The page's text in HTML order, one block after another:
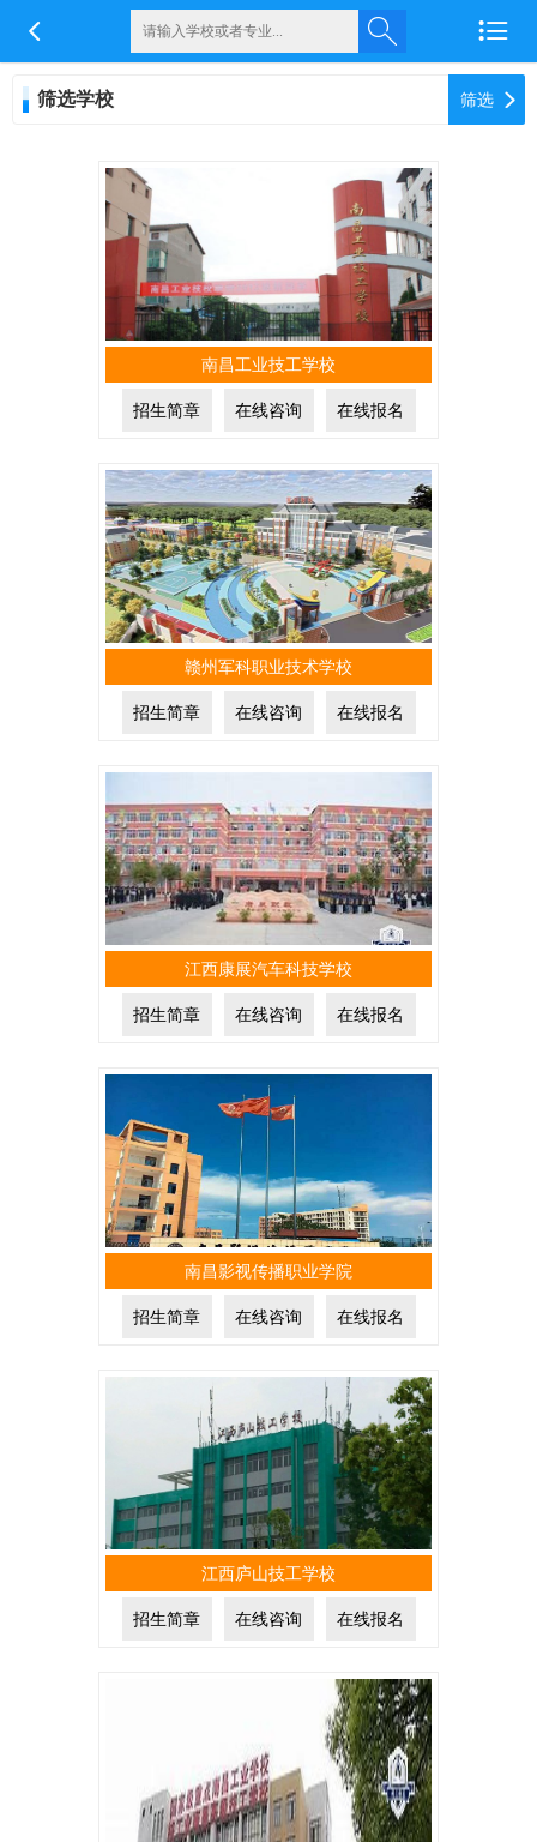
 
筛选学校 筛选 
南昌工业技工学校
招生简章 在线咨询 在线报名
赣州军科职业技术学校
招生简章 在线咨询 在线报名
江西康展汽车科技学校
招生简章 在线咨询 在线报名
南昌影视传播职业学院
招生简章 在线咨询 在线报名
江西庐山技工学校
招生简章 在线咨询 在线报名